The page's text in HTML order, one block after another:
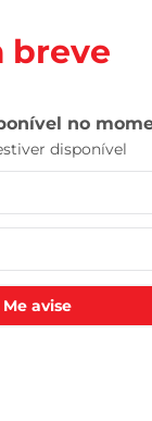
breve
Me avise